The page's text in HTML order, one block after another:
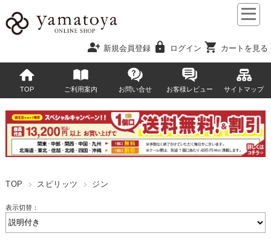
person_add 新規会員登録 lock ログイン shopping_cart カートを見る
TOP ご利用案内 お問い合せ お客様レビュー サイトマップ
TOP スピリッツ ジン
表示切替：